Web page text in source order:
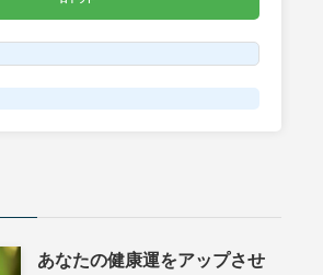
あなたの健康運をアップさせ